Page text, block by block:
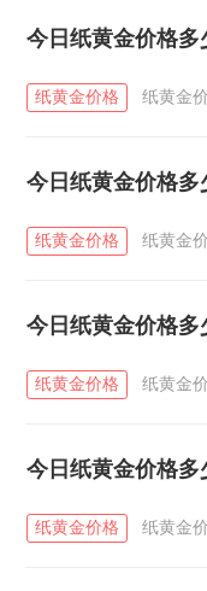
今日纸黄金价格多
纸黄金价格 纸黄金
今日纸黄金价格多
纸黄金价格 纸黄金
今日纸黄金价格多
纸黄金价格 纸黄金
今日纸黄金价格多
纸黄金价格 纸黄金